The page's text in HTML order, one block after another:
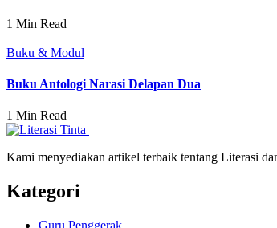
1 Min Read
Buku & Modul
Buku Antologi Narasi Delapan Dua
1 Min Read
Kami menyediakan artikel terbaik tentang Literasi
Kategori
Guru Penggerak